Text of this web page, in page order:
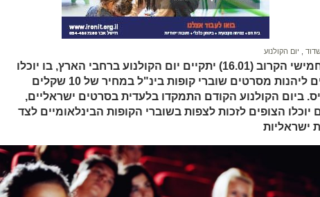
יום הקולנוע
ביום חמישי הקרוב (16.01) יתקיים יום הקולנוע ברחבי הארץ, בו יוכלו
הצופים ליהנות מסרטים שוברי קופות בינ"ל במחיר של 10 שקלים
ביום הקולנוע הקודם התמקדו בלעדית בסרטים ישראליים,
יוכלו הצופים לזכות לצפות בשוברי הקופות הבינלאומיים לצד
ישראליות